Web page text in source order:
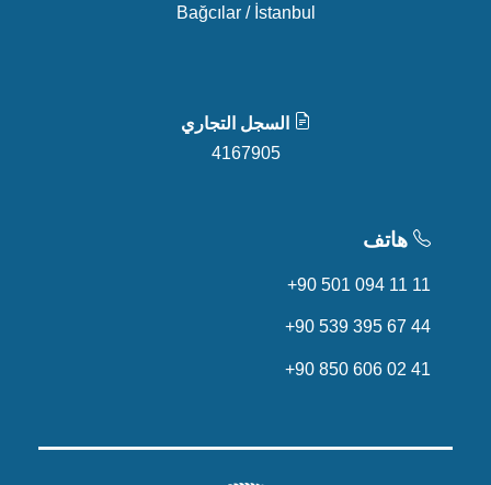
Bağcılar / İstanbul
السجل التجاري
4167905
هاتف
+90 501 094 11 11
+90 539 395 67 44
+90 850 606 02 41